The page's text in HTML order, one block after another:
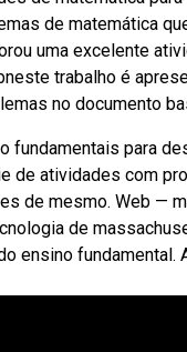
de matemática
uma excelente
trabalho é
no documento
fundamentais para
de atividades com
de mesmo. Web —
de
ensino